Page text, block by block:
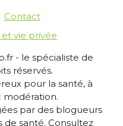
Contact
vie privée
- le spécialiste de
réservés.
pour la santé, à
modération.
par des blogueurs
de santé. Consultez